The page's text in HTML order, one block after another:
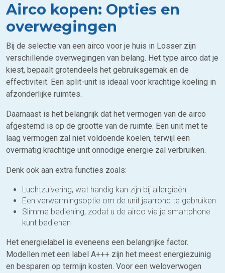
Airco kopen: Opties en
overwegingen
Bij de selectie van een airco voor je huis in Losser zijn
verschillende overwegingen van belang. Het type airco dat je
kiest, bepaalt grotendeels het gebruiksgemak en de
effectiviteit. Een split-unit is ideaal voor krachtige koeling in
afzonderlijke ruimtes.
Daarnaast is het belangrijk dat het vermogen van de airco
afgestemd is op de grootte van de ruimte. Een unit met te
laag vermogen zal niet voldoende koelen, terwijl een
overmatig krachtige unit onnodige energie zal verbruiken.
Denk ook aan extra functies zoals:
Luchtzuivering, wat handig kan zijn bij allergieën
Een verwarmingsoptie om de unit jaarrond te gebruiken
Slimme bediening, zodat u de airco via je smartphone
kunt bedienen
Het energielabel is eveneens een belangrijke factor.
Modellen met een label A+++ zijn het meest energiezuinig
en besparen op termijn kosten. Voor een weloverwogen